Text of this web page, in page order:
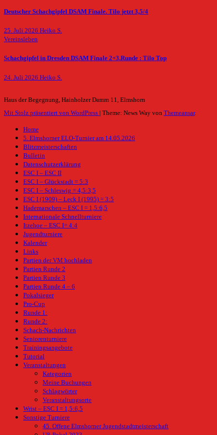
Deutscher Schachgipfel DSAM Finale. Tilo jetzt 3,5/4
25. Juli 2026 Heiko S.
Vereinsleben
Schachgipfel in Dresden DSAM Finale 2+3.Runde : Tilo Top
24. Juli 2026 Heiko S.
Haus der Begegnung, Hainholzer Damm 11, Elmshorn
Mit Stolz präsentiert von WordPress
Theme: News Way von Themeansar.
Home
5. Elmshorner ELO-Turnier am 14.05.2026
Blitzmeisterschaften
Bulletin
Datenschutzerklärung
ESC I – ESC II
ESC I – Glückstadt = 5:3
ESC I – Schleswig = 4,5:3,5
ESC I (1909) – Leck I (1995) = 3:5
Hademarschen – ESC I = 1,5:6,5
Internationale Schnellturniere
Itzehoe – ESC I= 4:4
Jugendturniere
Kalender
Links
Partien der VM hochladen
Partien Runde 2
Partien Runde 3
Partien Runde 4 – 6
Pokalsieger
Pro-Cup
Runde 1:
Runde 2:
Schach-Nachrichten
Seniorenturniere
Trainingsangebote
Tutorial
Veranstaltungen
Kategorien
Meine Buchungen
Schlagwörter
Veranstaltungsorte
Wrist – ESC I = 1,5:6,5
Sonstige Turniere
45. Offene Elmshorner Jugendstadtmeisterschaft